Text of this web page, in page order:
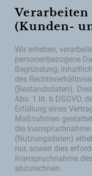
Verarbeiten
(Kunden-
Wir erheben,
personenbezogene
Begründung,
des
(Bestandsdaten).
Abs. 1 lit. b DSGVO,
Erfüllung eines
Maßnahmen
die
(Nutzungsdaten)
nur, soweit dies
Inanspruchnahme
abzurechnen.